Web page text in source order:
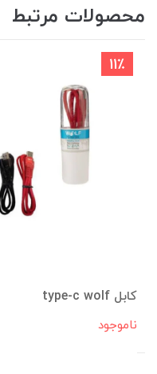
محصولات مرتبط
11٪
کابل type-c wolf
ناموجود